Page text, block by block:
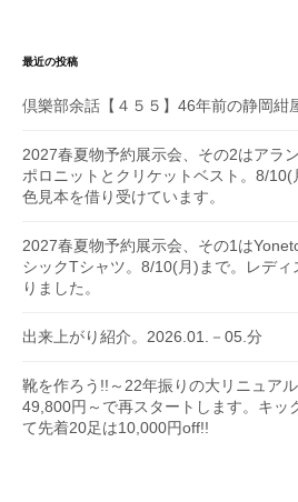
最近の投稿
倶樂部余話【４５５】46年前の静岡紺
2027春夏物予約展示会、その2はアラ
ポロニットとクリケットベスト。8/
色見本を借り受けています。
2027春夏物予約展示会、その1は
シックTシャツ。8/10(月)まで。レデ
りました。
出来上がり紹介。2026.01.－05.分
靴を作ろう!!～22年振りの大リニュア
49,800円～で再スタートします。キッ
て先着20足は10,000円off!!